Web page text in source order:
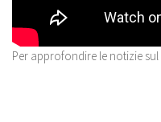
Per approfondire le notizie sul